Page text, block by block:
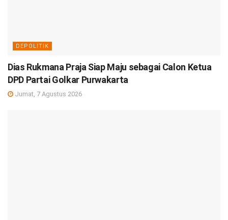
DEPOLITIK
Dias Rukmana Praja Siap Maju sebagai Calon Ketua
DPD Partai Golkar Purwakarta
Jumat, 7 Agustus 2026